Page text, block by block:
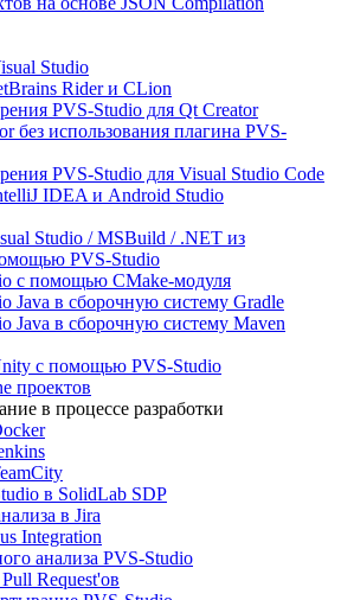
Studio
Rider и CLion
PVS-Studio для Qt Creator
без использования плагина PVS-
PVS-Studio для Visual Studio Code
IDEA и Android Studio
Studio / MSBuild / .NET из
PVS-Studio
с помощью CMake-модуля
Java в сборочную систему Gradle
Java в сборочную систему Maven
с помощью PVS-Studio
проектов
в процессе разработки
в SolidLab SDP
в Jira
Integration
анализа PVS-Studio
Request'ов